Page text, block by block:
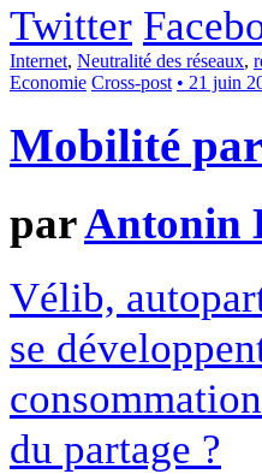
Twitter
Internet, Neutralité des réseaux,
Economie Cross-post • 21 juin
Mobilité
parAntonin
Vélib,
se
du partage ?